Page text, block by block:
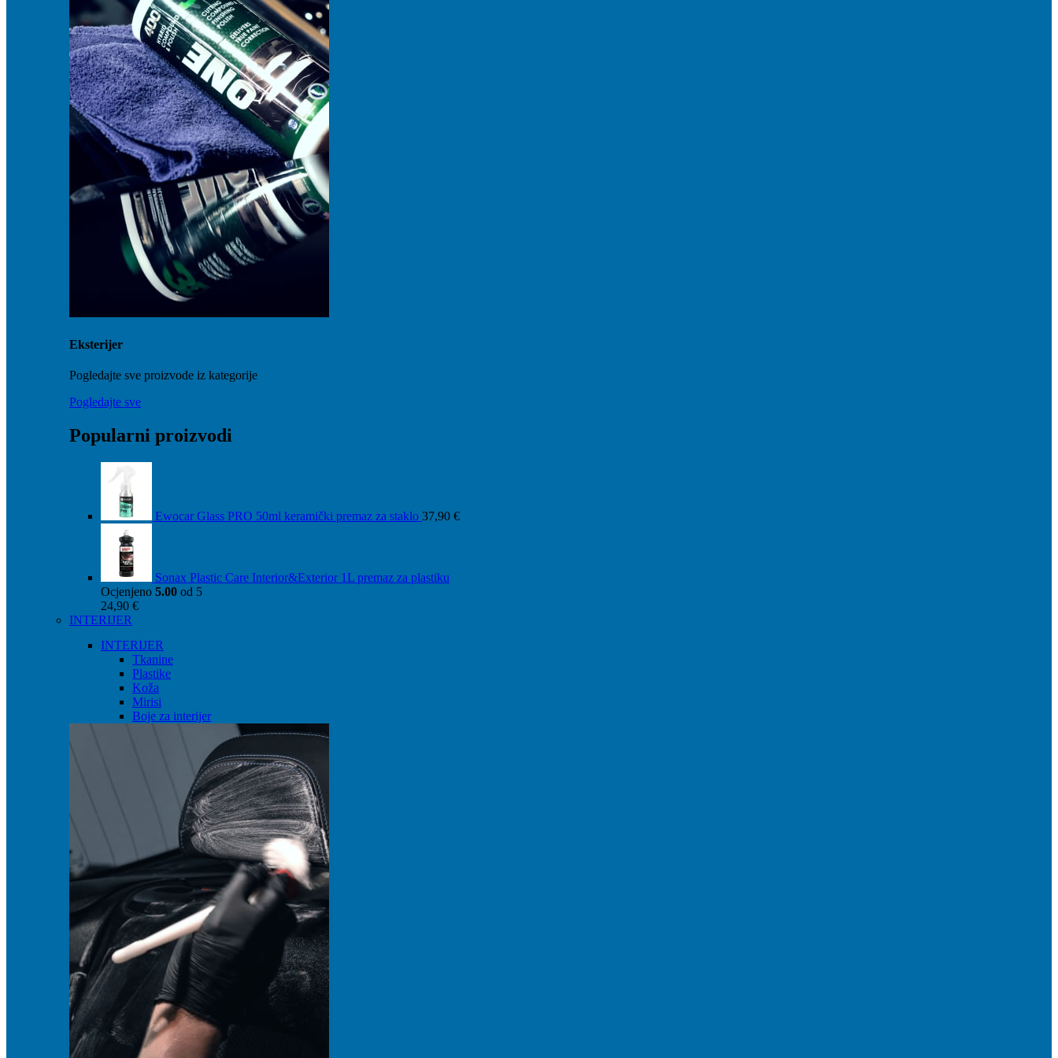
Eksterijer
Pogledajte sve proizvode iz kategorije
Pogledajte sve
Popularni proizvodi
Ewocar Glass PRO 50ml keramički premaz za staklo 37,90 €
Sonax Plastic Care Interior&Exterior 1L premaz za plastiku
Ocjenjeno 5.00 od 5
24,90 €
INTERIJER
INTERIJER
Tkanine
Plastike
Koža
Mirisi
Boje za interijer